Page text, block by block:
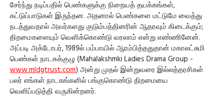
சேர்ந்து நடிப்பதில் பெண்களுக்கு நிறையத் தயக்கங்கள்,
கட்டுப்பாடுகள் இருந்தன. அதனால் பெண்களை மட்டுமே வைத்து
நடத்துவதால் அவர்களது குடும்பத்தினரின் ஆதரவும் கிடைக்கும்;
திறமைகளையும் வெளிக்கொண்டு வரலாம் என்று எண்ணினேன்.
அப்படி அக்டோபர், 1989ல் பம்பாயில் ஆரம்பித்ததுதான் மகாலட்சுமி
பெண்கள் நாடகக்குழு (Mahalakshmki Ladies Drama Group -
www.mldgtrust.com) அன்று முதல் இன்றுவரை இல்லத்தரசிகள்
பலர் எங்கள் நாடகங்களில் பங்குகொண்டு திறமையை
வெளிப்படுத்தி வருகின்றனர்.